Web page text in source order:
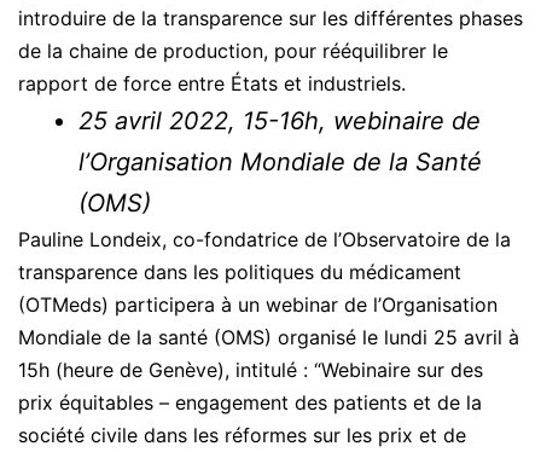
introduire de la transparence sur les différentes phases
de la chaine de production, pour rééquilibrer le
rapport de force entre États et industriels.
25 avril 2022, 15-16h, webinaire de
l’Organisation Mondiale de la Santé
(OMS)
Pauline Londeix, co-fondatrice de l’Observatoire de la
transparence dans les politiques du médicament
(OTMeds) participera à un webinar de l’Organisation
Mondiale de la santé (OMS) organisé le lundi 25 avril à
15h (heure de Genève), intitulé : “Webinaire sur des
prix équitables – engagement des patients et de la
société civile dans les réformes sur les prix et de